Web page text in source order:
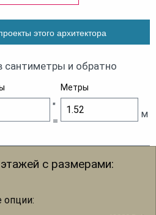
этого архитектора
сантиметры и обратно
Метры
"
=
м
с размерами:
опции: